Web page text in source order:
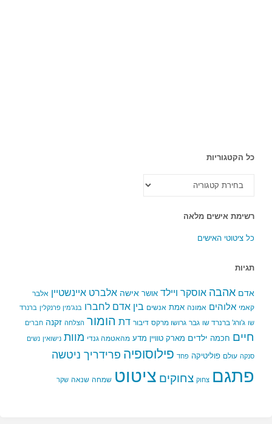
כל הקטגוריות
הקטגוריות
רשימת אישים מלאה
כל ציטוטי האישים
תגיות
אדם אהבה אוסקר ויילד אושר אישה אלברט איינשטיין אלבר
קאמי אלוהים אמונה אמת אנשים בין אדם לחברו בנג'מין פרנקלין ברנרד
שו ג'ורג' ברנרד שו גבר גרושו מרקס דיבור דת הומור הצלחה זקנה חברים
חיים חכמה ילדים מארק טוויין מדע מהאטמה גנדי מוות נישואין נשים
סנקה עולם פוליטיקה פחד פילוסופיה פרידריך ניטשה
פתגם צחוק צחוקים ציטוט שמחה שנאה שקר